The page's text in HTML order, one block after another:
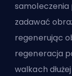
samoleczenia
zadawać
regenerując
regeneracja
walkach